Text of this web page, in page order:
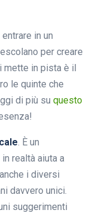
in un
per creare
mette in pista è il
le quinte che
di più su questo
. È un
realtà aiuta a
i diversi
davvero unici.
suggerimenti